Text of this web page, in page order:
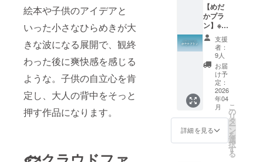
絵本や子供のアイデアと
いった小さなひらめきが大
きな波になる展開で、観終
わった後に爽快感を感じる
ような。子供の自立心を肯
定し、大人の背中をそっと
押す作品になります。
【めだ
かプラ
ン】※本
編映像
URL付
き 映画
内のエ
ンド
ロール
にて、
支援者
様のお
名前
（ニッ
クネー
ム）を
支援
者：
9人
お届
け予
定：
2026
年04
月
詳細を見る
こ
の
リ
タ
ー
ン
を
選
択
す
る